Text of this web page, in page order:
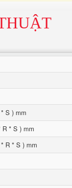
S ) mm
* S ) mm
R * S ) mm